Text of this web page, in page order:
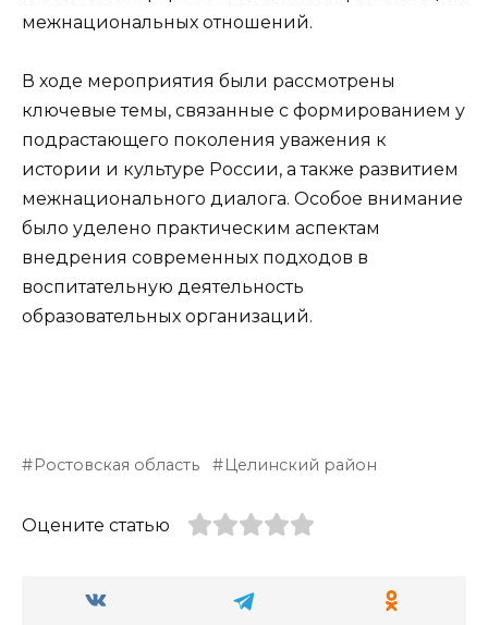
межнациональных отношений.
В ходе мероприятия были рассмотрены
ключевые темы, связанные с формированием у
подрастающего поколения уважения к
истории и культуре России, а также развитием
межнационального диалога. Особое внимание
было уделено практическим аспектам
внедрения современных подходов в
воспитательную деятельность
образовательных организаций.
Ростовская область Целинский район
Оцените статью